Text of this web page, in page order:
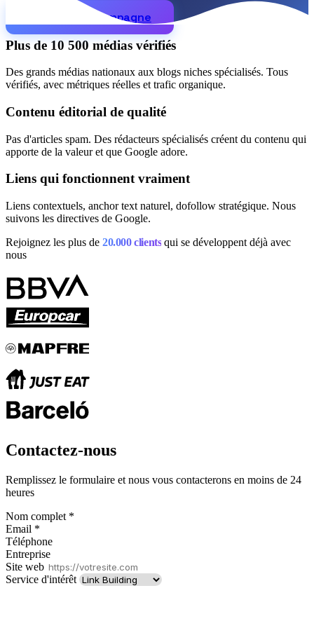
Comment ça marche
Langue
Se connecter
Démarrer la campagne
Plus de 10 500 médias vérifiés
Des grands médias nationaux aux blogs niches spécialisés. Tous
vérifiés, avec métriques réelles et trafic organique.
Contenu éditorial de qualité
Pas d'articles spam. Des rédacteurs spécialisés créent du contenu qui
apporte de la valeur et que Google adore.
Liens qui fonctionnent vraiment
Liens contextuels, anchor text naturel, dofollow stratégique. Nous
suivons les directives de Google.
Rejoignez les plus de 20.000 clients qui se développent déjà avec
nous
Contactez-nous
Remplissez le formulaire et nous vous contacterons en moins de 24
heures
Nom complet *
Email *
Téléphone
Entreprise
Site web
Service d'intérêt